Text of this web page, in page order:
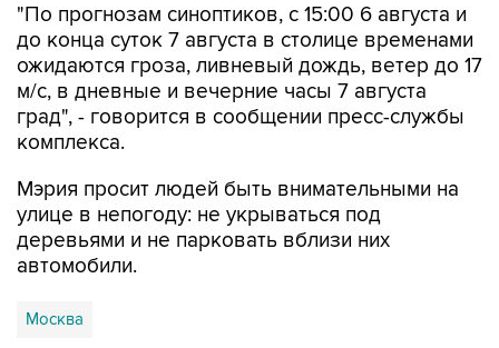
"По прогнозам синоптиков, с 15:00 6 августа и
до конца суток 7 августа в столице временами
ожидаются гроза, ливневый дождь, ветер до 17
м/с, в дневные и вечерние часы 7 августа
град", - говорится в сообщении пресс-службы
комплекса.
Мэрия просит людей быть внимательными на
улице в непогоду: не укрываться под
деревьями и не парковать вблизи них
автомобили.
Москва